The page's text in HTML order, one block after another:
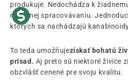
produkuje. Nedochádza k
náročnej spracovávaniu.
ktorých sa nachádzajú
To teda umožňujezískať bohatú
prísad. Aj preto sú niektoré živice
obzvlášť cenené pre svoju kvalitu.